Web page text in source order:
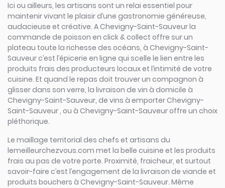
Ici ou ailleurs, les artisans sont un relai essentiel pour
maintenir vivant le plaisir d’une gastronomie généreuse,
audacieuse et créative. A Chevigny-Saint-Sauveur la
commande de poisson en click & collect offre sur un
plateau toute la richesse des océans, à Chevigny-Saint-
Sauveur c’est l’épicerie en ligne qui scelle le lien entre les
produits frais des producteurs locaux et l’intimité de votre
cuisine. Et quand le repas doit trouver un compagnon à
glisser dans son verre, la livraison de vin à domicile à
Chevigny-Saint-Sauveur, de vins à emporter Chevigny-
Saint-Sauveur , ou à Chevigny-Saint-Sauveur offre un choix
pléthorique.
Le maillage territorial des chefs et artisans du
lemeilleurchezvous.com met la belle cuisine et les produits
frais au pas de votre porte. Proximité, fraicheur, et surtout
savoir-faire c’est l’engagement de la livraison de viande et
produits bouchers à Chevigny-Saint-Sauveur. Même